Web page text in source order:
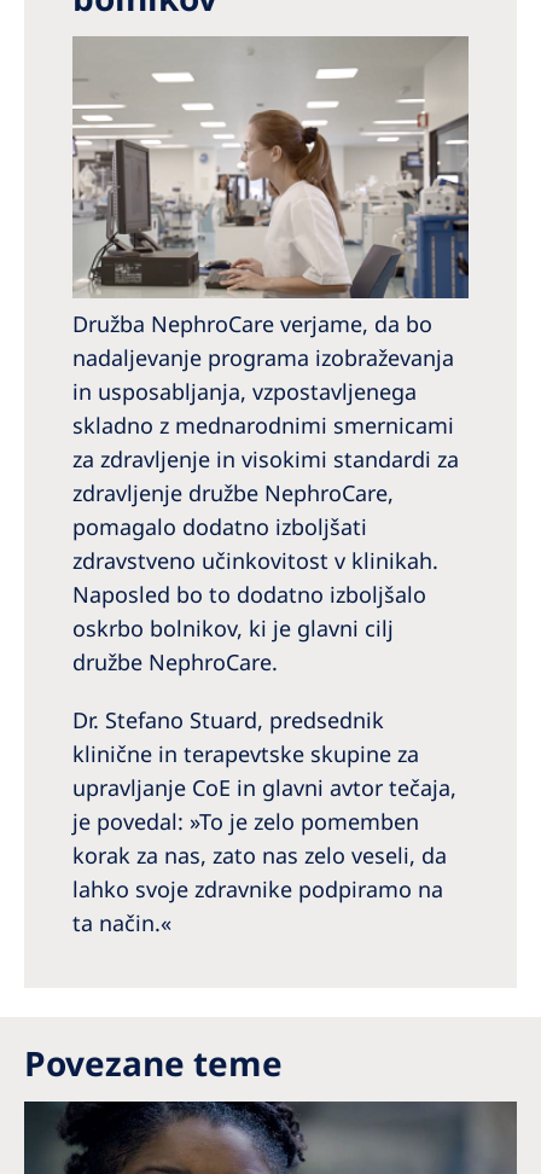
Družba NephroCare verjame, da bo
nadaljevanje programa izobraževanja
in usposabljanja, vzpostavljenega
skladno z mednarodnimi smernicami
za zdravljenje in visokimi standardi za
zdravljenje družbe NephroCare,
pomagalo dodatno izboljšati
zdravstveno učinkovitost v klinikah.
Naposled bo to dodatno izboljšalo
oskrbo bolnikov, ki je glavni cilj
družbe NephroCare.
Dr. Stefano Stuard, predsednik
klinične in terapevtske skupine za
upravljanje CoE in glavni avtor tečaja,
je povedal: »To je zelo pomemben
korak za nas, zato nas zelo veseli, da
lahko svoje zdravnike podpiramo na
ta način.«
Povezane teme